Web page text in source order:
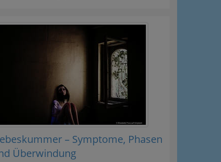
– Symptome, Phasen
Überwindung